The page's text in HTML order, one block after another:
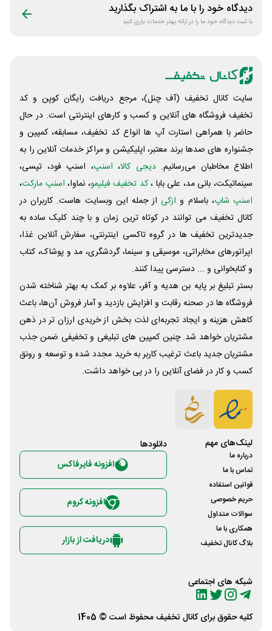
دیدگاه خود را با ما به اشتراک بگذارید
با ثبت دیدگاه خود ما را در ارائه بهتر خدمات یاری کنید
سایت کانال تخفیف (آف چنل)، مرجع دریافت رایگان کوپن و کد
تخفیف فروشگاه های آنلاین و کسب و‌ کارهای اینترنتی است. در حال
حاضر با همراهی استارت آپ ها انواع کد تخفیف، مسابقه، کمپین و
جشنواره های صدها برند معتبر، اپلیکیشن و مراکز خدمات آنلاین را به
اطلاع مخاطبان می‌رسانیم. دیجی کالا، اسنپ، اسنپ فود، تپسی،
سینماتیکت، بانی مد، علی‌ بابا ،کد تخفیف فیلیمو، نماوا، اسنپ مارکت،
اسنپ شاپ، باسلام و ازکی از جمله این وبسایت ‌هاست. کاربران در
کانال تخفیف می توانند در کوتاه ترین زمان و با چند کلیک ساده به
جدیدترین تخفیف ها در گروه تاکسی اینترنتی، سفارش آنلاین غذا،
اپراتورهای مخابراتی، موسیقی و سینما، گردشگری، مد و پوشاک، کتاب
و کتابخوانی و ... دسترسی پیدا کنند.
بستر تبلیغ بر پایه بن هدیه و آفر، علاوه بر کمک به بهتر شناخته شدن
فروشگاه ها در صحنه رقابت و افزایش بازدید و آمار فروش آن‌ها، باعث
کاهش هزینه و ایجاد تجربه‌ای لذت بخش از خریدی ارزان تر در ذهن
مشتریان خواهد شد. چنین کمپین های تبلیغی و تخفیفی ضمن جذب
مشتریان جدید باعث ترغیب کاربر به خرید مجدد شده و توسعه و رونق
کسب و کار در فضای آنلاین را در پی خواهد داشت.
لینک‌های مهم
درباره ما
تماس با ما
قوانین استفاده
حریم خصوصی
سوالات متداول
همکاری با ما
بلاگ کانال تخفیف
شبکه های اجتماعی
دانلود‌ها
افزونه فایرفاکس
افزونه کروم
دریافت از بازار
کلیه حقوق برای کانال تخفیفمحفوظ است © 1405